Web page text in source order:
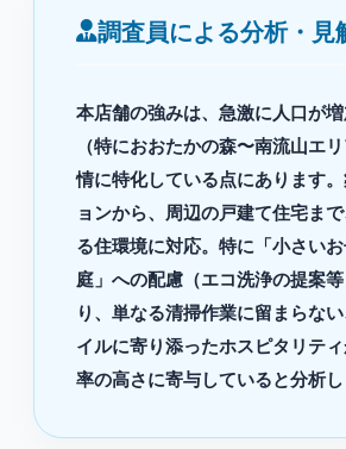
調査員による分析・見
本店舗の強みは、急激に人口が
（特におおたかの森〜南流山エ
情に特化している点にあります
ョンから、周辺の戸建て住宅ま
る住環境に対応。特に「小さい
庭」への配慮（エコ洗浄の提案
り、単なる清掃作業に留まらな
イルに寄り添ったホスピタリテ
率の高さに寄与していると分析し